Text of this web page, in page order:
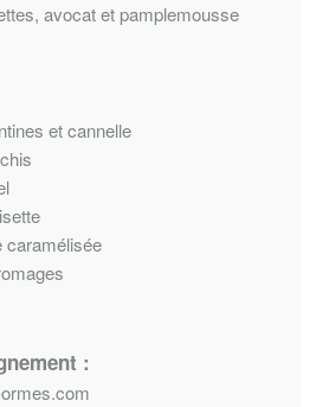
avocat et pamplemousse
et cannelle
caramélisée
: